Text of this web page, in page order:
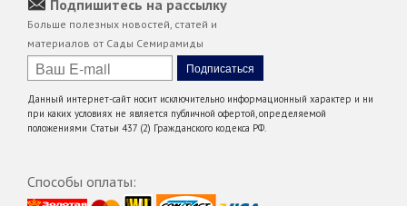
Подпишитесь на рассылку
Больше полезных новостей, статей и
материалов от Сады Семирамиды
Данный интернет-сайт носит исключительно информационный характер и ни
при каких условиях не является публичной офертой, определяемой
положениями Статьи 437 (2) Гражданского кодекса РФ.
Способы оплаты: